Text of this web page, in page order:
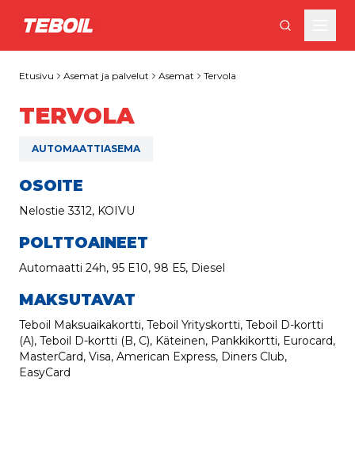
Siirry pääsisältöön
Etusivu Asemat ja palvelut Asemat Tervola
TERVOLA
AUTOMAATTIASEMA
OSOITE
Nelostie 3312, KOIVU
POLTTOAINEET
Automaatti 24h, 95 E10, 98 E5, Diesel
MAKSUTAVAT
Teboil Maksuaikakortti, Teboil Yrityskortti, Teboil D-kortti
(A), Teboil D-kortti (B, C), Käteinen, Pankkikortti, Eurocard,
MasterCard, Visa, American Express, Diners Club,
EasyCard